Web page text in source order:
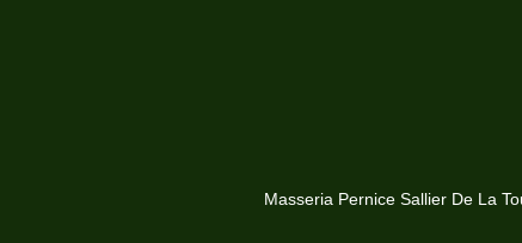
Masseria Pernice Sallier De La